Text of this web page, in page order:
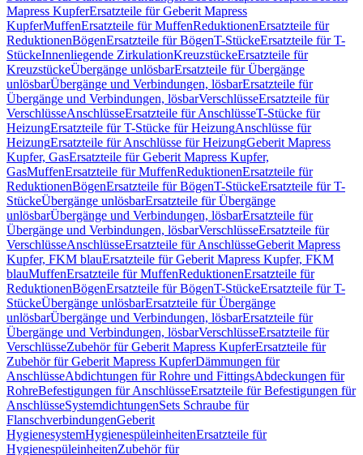
Mapress KupferErsatzteile für Geberit Mapress
KupferMuffenErsatzteile für MuffenReduktionenErsatzteile für
ReduktionenBögenErsatzteile für BögenT-StückeErsatzteile für T-
StückeInnenliegende ZirkulationKreuzstückeErsatzteile für
KreuzstückeÜbergänge unlösbarErsatzteile für Übergänge
unlösbarÜbergänge und Verbindungen, lösbarErsatzteile für
Übergänge und Verbindungen, lösbarVerschlüsseErsatzteile für
VerschlüsseAnschlüsseErsatzteile für AnschlüsseT-Stücke für
HeizungErsatzteile für T-Stücke für HeizungAnschlüsse für
HeizungErsatzteile für Anschlüsse für HeizungGeberit Mapress
Kupfer, GasErsatzteile für Geberit Mapress Kupfer,
GasMuffenErsatzteile für MuffenReduktionenErsatzteile für
ReduktionenBögenErsatzteile für BögenT-StückeErsatzteile für T-
StückeÜbergänge unlösbarErsatzteile für Übergänge
unlösbarÜbergänge und Verbindungen, lösbarErsatzteile für
Übergänge und Verbindungen, lösbarVerschlüsseErsatzteile für
VerschlüsseAnschlüsseErsatzteile für AnschlüsseGeberit Mapress
Kupfer, FKM blauErsatzteile für Geberit Mapress Kupfer, FKM
blauMuffenErsatzteile für MuffenReduktionenErsatzteile für
ReduktionenBögenErsatzteile für BögenT-StückeErsatzteile für T-
StückeÜbergänge unlösbarErsatzteile für Übergänge
unlösbarÜbergänge und Verbindungen, lösbarErsatzteile für
Übergänge und Verbindungen, lösbarVerschlüsseErsatzteile für
VerschlüsseZubehör für Geberit Mapress KupferErsatzteile für
Zubehör für Geberit Mapress KupferDämmungen für
AnschlüsseAbdichtungen für Rohre und FittingsAbdeckungen für
RohreBefestigungen für AnschlüsseErsatzteile für Befestigungen für
AnschlüsseSystemdichtungenSets Schraube für
FlanschverbindungenGeberit
HygienesystemHygienespüleinheitenErsatzteile für
HygienespüleinheitenZubehör für